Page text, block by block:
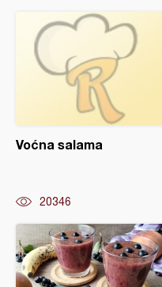
Voćna salama
20346